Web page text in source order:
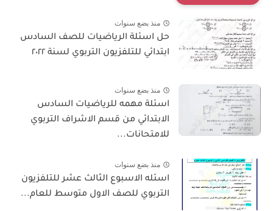
منذ بضع سنوات
حل اسئلة الرياضيات للصف السادس
ابتدائي للتلفزيون التربوي لسنة ٢٠٢٢
منذ بضع سنوات
اسئلة مهمه للرياضيات السادس
الابتدائي من قسم الاشراف التربوي
للامتحانات...
منذ بضع سنوات
اسئله الاسبوع الثالث عشر للتلفزيون
التربوي للصف الاول متوسط للعام...